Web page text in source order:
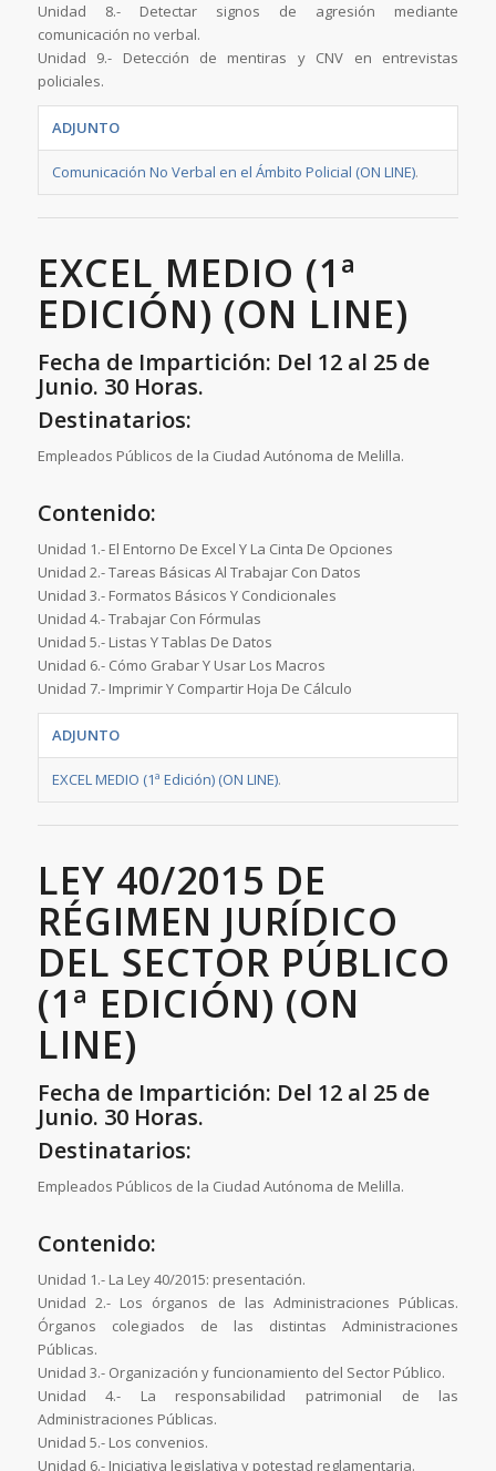
Unidad 8.- Detectar signos de agresión mediante
comunicación no verbal.
Unidad 9.- Detección de mentiras y CNV en entrevistas
policiales.
ADJUNTO
Comunicación No Verbal en el Ámbito Policial (ON LINE).
EXCEL MEDIO (1ª
EDICIÓN) (ON LINE)
Fecha de Impartición: Del 12 al 25 de
Junio. 30 Horas.
Destinatarios:
Empleados Públicos de la Ciudad Autónoma de Melilla.
Contenido:
Unidad 1.- El Entorno De Excel Y La Cinta De Opciones
Unidad 2.- Tareas Básicas Al Trabajar Con Datos
Unidad 3.- Formatos Básicos Y Condicionales
Unidad 4.- Trabajar Con Fórmulas
Unidad 5.- Listas Y Tablas De Datos
Unidad 6.- Cómo Grabar Y Usar Los Macros
Unidad 7.- Imprimir Y Compartir Hoja De Cálculo
ADJUNTO
EXCEL MEDIO (1ª Edición) (ON LINE).
LEY 40/2015 DE
RÉGIMEN JURÍDICO
DEL SECTOR PÚBLICO
(1ª EDICIÓN) (ON
LINE)
Fecha de Impartición: Del 12 al 25 de
Junio. 30 Horas.
Destinatarios:
Empleados Públicos de la Ciudad Autónoma de Melilla.
Contenido:
Unidad 1.- La Ley 40/2015: presentación.
Unidad 2.- Los órganos de las Administraciones Públicas.
Órganos colegiados de las distintas Administraciones
Públicas.
Unidad 3.- Organización y funcionamiento del Sector Público.
Unidad 4.- La responsabilidad patrimonial de las
Administraciones Públicas.
Unidad 5.- Los convenios.
Unidad 6.- Iniciativa legislativa y potestad reglamentaria.